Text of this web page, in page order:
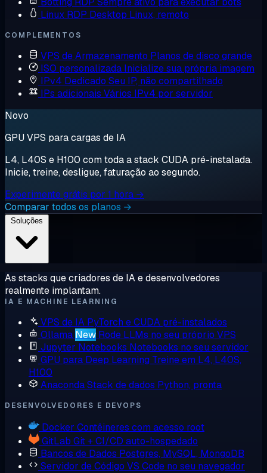
Linux RDP Desktop Linux, remoto
COMPLEMENTOS
VPS de Armazenamento Planos de disco grande
ISO personalizada Inicialize sua própria imagem
IPv4 Dedicado Seu IP, não compartilhado
IPs adicionais Vários IPv4 por servidor
Novo
GPU VPS para cargas de IA
L4, L40S e H100 com toda a stack CUDA pré-instalada.
Inicie, treine, desligue, faturação ao segundo.
Experimente grátis por 1 hora →
Comparar todos os planos →
As stacks que criadores de IA e desenvolvedores
realmente implantam.
IA E MACHINE LEARNING
VPS de IA PyTorch e CUDA pré-instalados
Ollama New Rode LLMs no seu próprio VPS
Jupyter Notebooks Notebooks no seu servidor
GPU para Deep Learning Treine em L4, L40S,
H100
AnacondaStack de dados Python, pronta
DESENVOLVEDORES E DEVOPS
Docker Contêineres com acesso root
GitLab Git + CI/CD auto-hospedado
Bancos de Dados Postgres, MySQL, MongoDB
Servidor de Código VS Code no seu navegador